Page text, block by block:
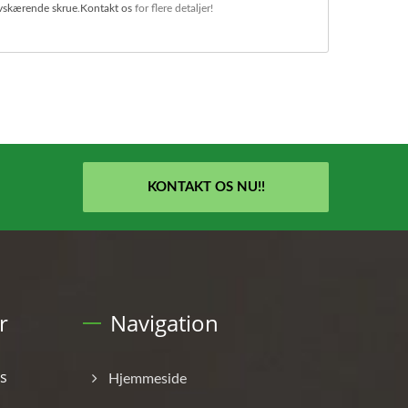
skrue Kontakt os for flere detaljer!
KONTAKT OS NU!!
Navigation
Hjemmeside